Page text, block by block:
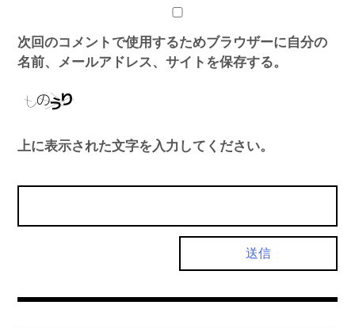
次回のコメントで使用するためブラウザーに自分の
名前、メールアドレス、サイトを保存する。
上に表示された文字を入力してください。